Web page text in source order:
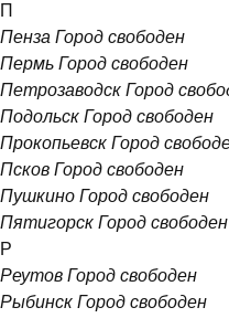
П
Пенза Город свободен
Пермь Город свободен
Петрозаводск Город
Подольск Город свободен
Прокопьевск Город
Псков Город свободен
Пушкино Город свободен
Пятигорск Город свободен
Р
Реутов Город свободен
Рыбинск Город свободен